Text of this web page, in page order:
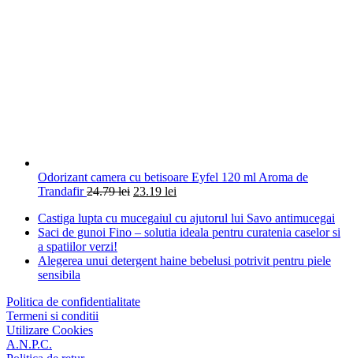
Odorizant camera cu betisoare Eyfel 120 ml Aroma de
Trandafir 24.79lei 23.19 lei
Castiga lupta cu mucegaiul cu ajutorul lui Savo antimucegai
Saci de gunoi Fino – solutia ideala pentru curatenia caselor si
a spatiilor verzi!
Alegerea unui detergent haine bebelusi potrivit pentru piele
sensibila
Politica de confidentialitate
Termeni si conditii
Utilizare Cookies
A.N.P.C.